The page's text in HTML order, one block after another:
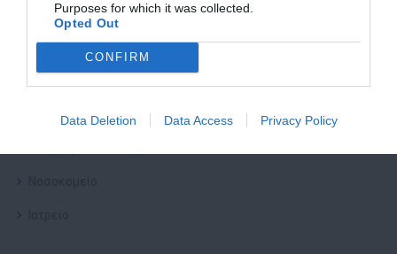
Purposes for which it was collected.
Opted Out
CONFIRM
Data Deletion Data Access Privacy Policy
Βιογραφικό